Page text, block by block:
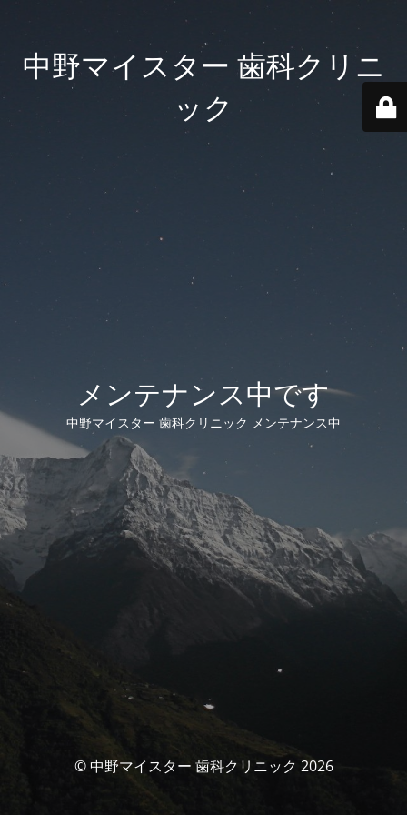
中野マイスター 歯科クリニ
ック
メンテナンス中です
中野マイスター 歯科クリニック メンテナンス中
© 中野マイスター 歯科クリニック 2026